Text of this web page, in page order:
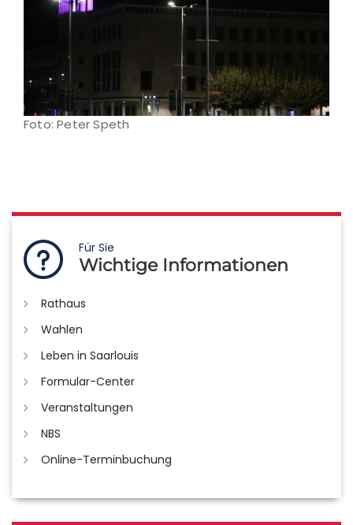
Foto: Peter Speth
Für Sie
Wichtige Informationen
Rathaus
Wahlen
Leben in Saarlouis
Formular-Center
Veranstaltungen
NBS
Online-Terminbuchung